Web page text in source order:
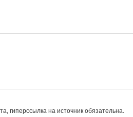
гиперссылка на источник обязательна.